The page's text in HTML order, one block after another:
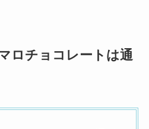
ロチョコレートは通